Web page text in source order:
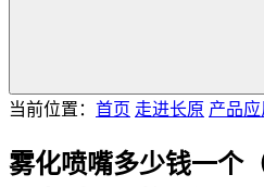
当前位置： 首页 走进长原 产品
雾化喷嘴多少钱一个